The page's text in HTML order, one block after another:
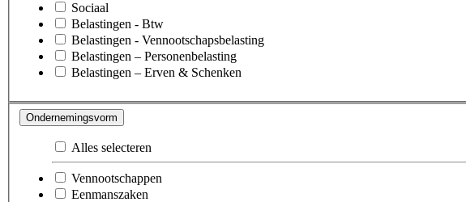
Sociaal
Belastingen - Btw
Belastingen - Vennootschapsbelasting
Belastingen – Personenbelasting
Belastingen – Erven & Schenken
Ondernemingsvorm
Alles selecteren
Vennootschappen
Eenmanszaken